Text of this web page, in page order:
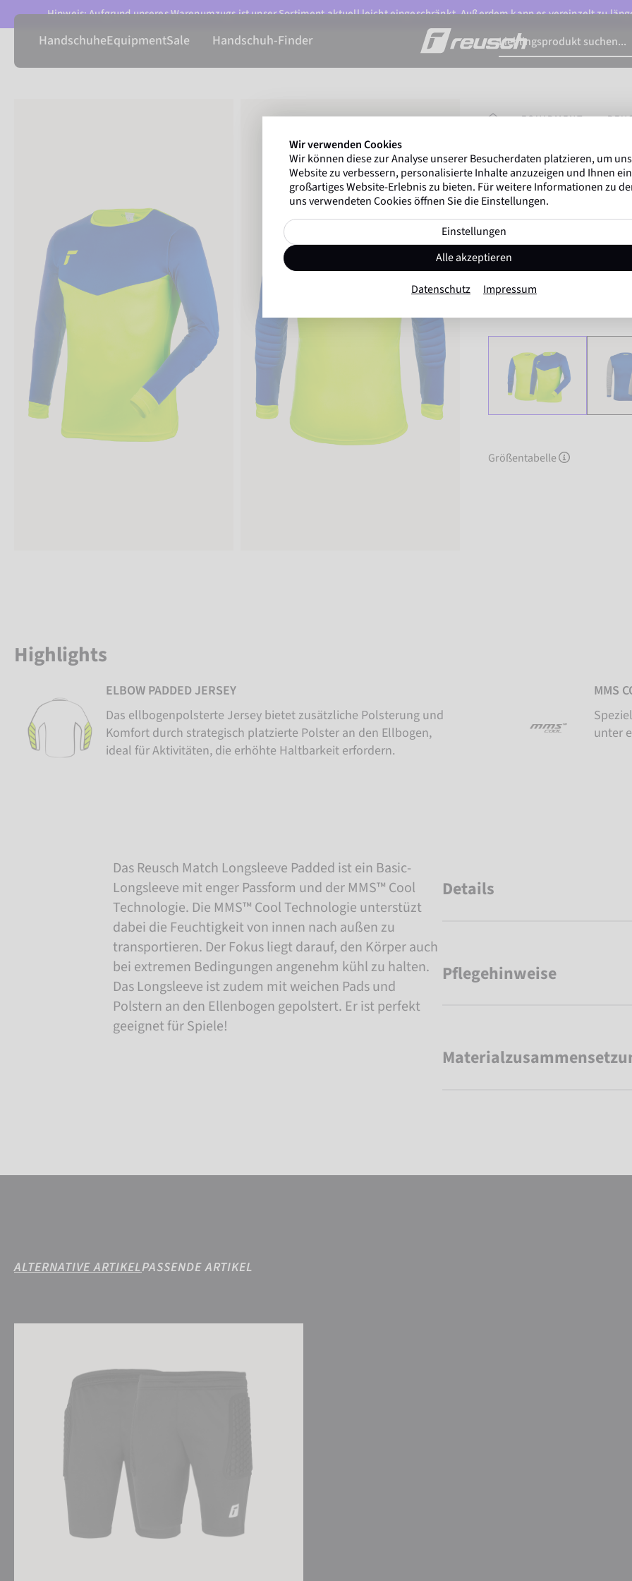
Hinweis: Aufgrund unseres Warenumzugs ist unser Sortiment aktuell leicht eingeschränkt. Außerdem kann es vereinzelt zu
HandschuheEquipmentSale Handschuh-Finder
STARTSEITEEQUIPMENT
Gregor Kobel
ersten nationalen Ligen
Reusch Match
Artikel-Nr. 5111700
Größentabelle
Highlights
ELBOW PADDED JERSEY
Das ellbogenpolsterte Jersey bietet zusätzliche Polsterung und
Komfort durch strategisch platzierte Polster an den Ellbogen,
ideal für Aktivitäten, die erhöhte Haltbarkeit erfordern.
MMS
unter
Das Reusch Match Longsleeve Padded ist ein Basic-
Longsleeve mit enger Passform und der MMS™ Cool
Technologie. Die MMS™ Cool Technologie unterstüzt
dabei die Feuchtigkeit von innen nach außen zu
transportieren. Der Fokus liegt darauf, den Körper auch
bei extremen Bedingungen angenehm kühl zu halten.
Das Longsleeve ist zudem mit weichen Pads und
Polstern an den Ellenbogen gepolstert. Er ist perfekt
geeignet für Spiele!
Details
Pflegehinweise
ALTERNATIVE ARTIKELPASSENDE ARTIKEL
Wir verwenden Cookies
Wir können diese zur Analyse unserer Besucherdaten platzieren, um
Website zu verbessern, personalisierte Inhalte anzuzeigen und Ihnen ein
großartiges Website-Erlebnis zu bieten. Für weitere Informationen zu
uns verwendeten Cookies öffnen Sie die Einstellungen.
Einstellungen
Alle akzeptieren
Datenschutz Impressum